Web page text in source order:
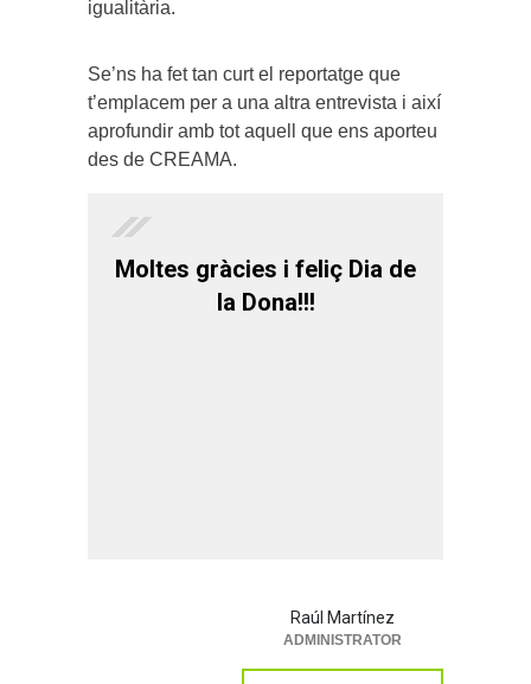
igualitària.
Se’ns ha fet tan curt el reportatge que
t’emplacem per a una altra entrevista i així
aprofundir amb tot aquell que ens aporteu
des de CREAMA.
Moltes gràcies i feliç Dia de
la Dona!!!
Raúl Martínez
ADMINISTRATOR